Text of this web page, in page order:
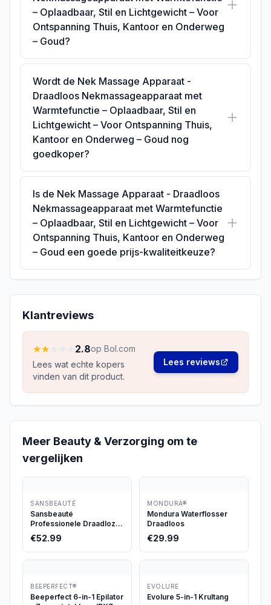
– Oplaadbaar, Stil en Lichtgewicht – Voor
Ontspanning Thuis, Kantoor en Onderweg
– Goud?
Wordt de Nek Massage Apparaat -
Draadloos Nekmassageapparaat met
Warmtefunctie – Oplaadbaar, Stil en
Lichtgewicht – Voor Ontspanning Thuis,
Kantoor en Onderweg – Goud nog
goedkoper?
Is de Nek Massage Apparaat - Draadloos
Nekmassageapparaat met Warmtefunctie
– Oplaadbaar, Stil en Lichtgewicht – Voor
Ontspanning Thuis, Kantoor en Onderweg
– Goud een goede prijs-kwaliteitkeuze?
Klantreviews
★★ 2.8op Bol.com
Lees wat echte kopers
vinden van dit product.
Lees reviews
Meer Beauty & Verzorging om te
vergelijken
SANSBEAUTÉ
Sansbeauté
Professionele Draadloze
Tondeuse
€52.99
MONDURA®
Mondura Waterflosser
Draadloos
€29.99
BEEPERFECT®
Beeperfect 6-in-1 Epilator
EVOLURE
Evolure 5-in-1 Krultang